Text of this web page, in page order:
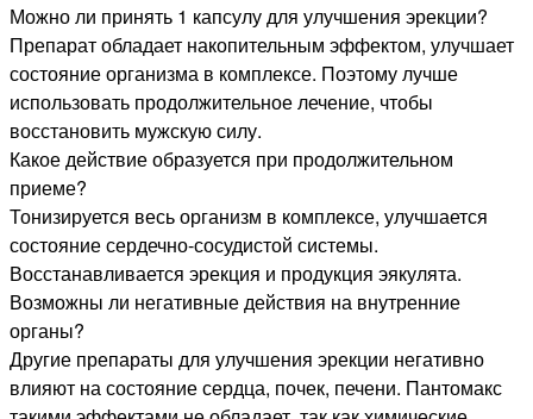
Можно ли принять 1 капсулу для улучшения эрекции?
Препарат обладает накопительным эффектом, улучшает
состояние организма в комплексе. Поэтому лучше
использовать продолжительное лечение, чтобы
восстановить мужскую силу.
Какое действие образуется при продолжительном
приеме?
Тонизируется весь организм в комплексе, улучшается
состояние сердечно-сосудистой системы.
Восстанавливается эрекция и продукция эякулята.
Возможны ли негативные действия на внутренние
органы?
Другие препараты для улучшения эрекции негативно
влияют на состояние сердца, почек, печени. Пантомакс